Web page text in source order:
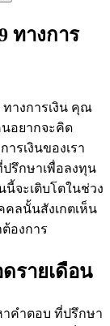
ทางการ
ทางการเงิน คุณ
อยากจะคิด
รเงินของเรา
ปรึกษาเพื่อลงทุน
จะเติบโตในช่วง
คลนั้นสังเกตเห็น
องการ
รายเดือน
าคำตอบ ที่ปรึกษา